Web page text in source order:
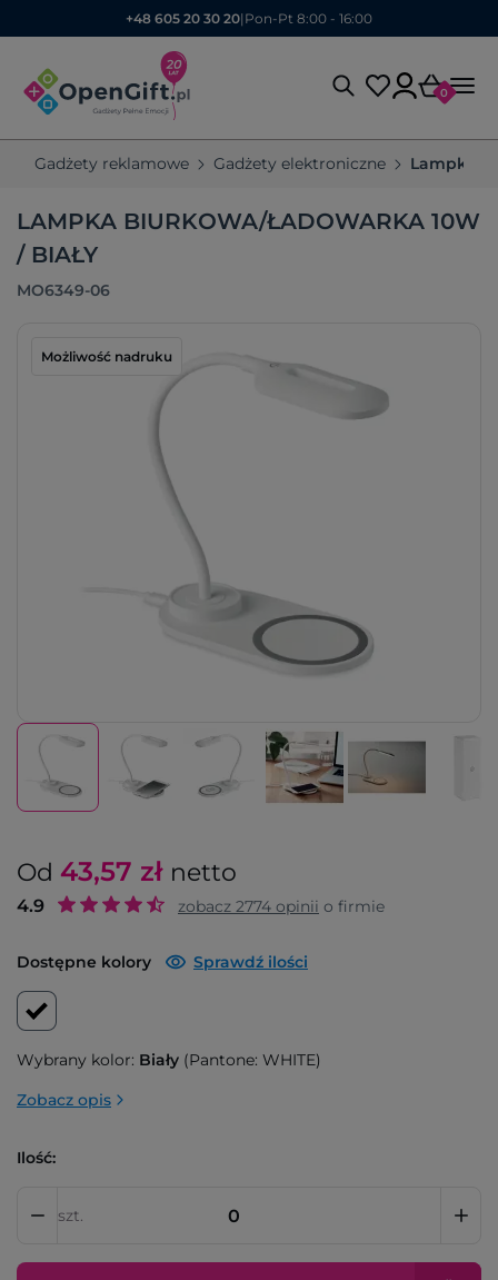
+48 605 20 30 20| Pon-Pt 8:00 - 16:00
0
Gadżety reklamowe Gadżety elektroniczne Lampki
LAMPKA BIURKOWA/ŁADOWARKA 10W
/ BIAŁY
MO6349-06
Możliwość nadruku
Od 43,57 zł netto
4.9 zobacz 2774 opinii o firmie
Dostępne kolory Sprawdź ilości
Wybrany kolor: Biały (Pantone: WHITE)
Zobacz opis
Ilość:
szt.